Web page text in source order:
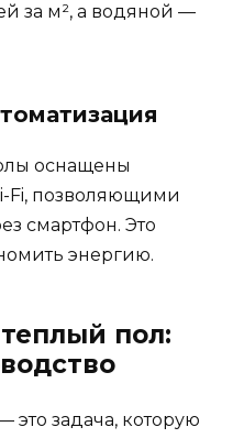
за м², а водяной —
оснащены
Fi, позволяющими
смартфон. Это
энергию.
пол:
это задача, которую